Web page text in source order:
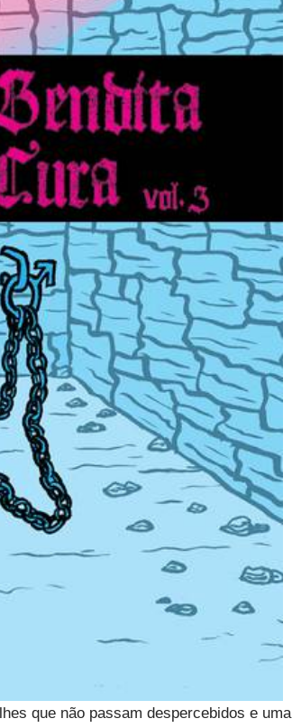
que não passam despercebidos e uma